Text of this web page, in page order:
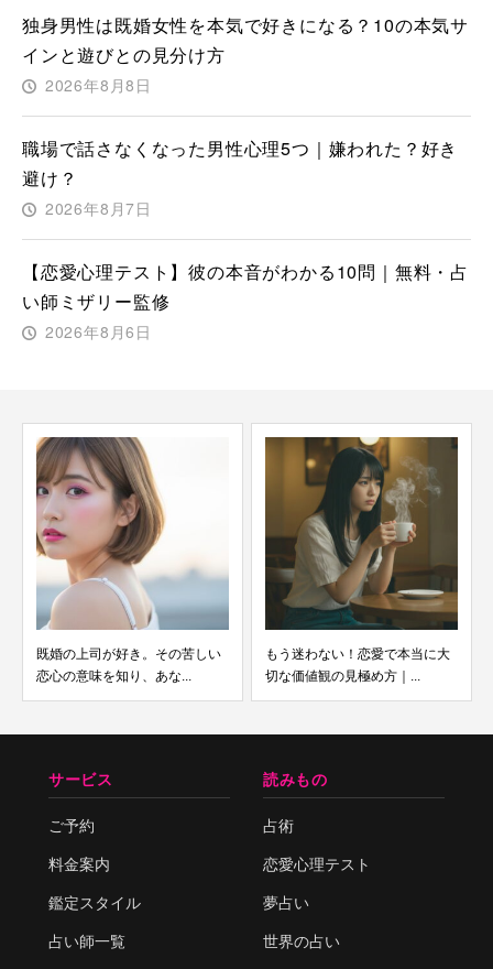
独身男性は既婚女性を本気で好きになる？10の本気サ
インと遊びとの見分け方
2026年8月8日
職場で話さなくなった男性心理5つ｜嫌われた？好き
避け？
2026年8月7日
【恋愛心理テスト】彼の本音がわかる10問｜無料・占
い師ミザリー監修
2026年8月6日
既婚の上司が好き。その苦しい
恋心の意味を知り、あな...
もう迷わない！恋愛で本当に大
切な価値観の見極め方｜...
サービス
ご予約
料金案内
鑑定スタイル
占い師一覧
読みもの
占術
恋愛心理テスト
夢占い
世界の占い